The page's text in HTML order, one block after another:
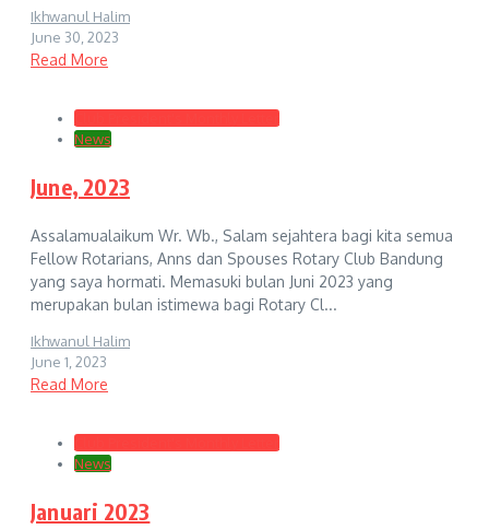
Ikhwanul Halim
June 30, 2023
Read More
News
June, 2023
Assalamualaikum Wr. Wb., Salam sejahtera bagi kita semua
Fellow Rotarians, Anns dan Spouses Rotary Club Bandung
yang saya hormati. Memasuki bulan Juni 2023 yang
merupakan bulan istimewa bagi Rotary Cl...
Ikhwanul Halim
June 1, 2023
Read More
News
Januari 2023